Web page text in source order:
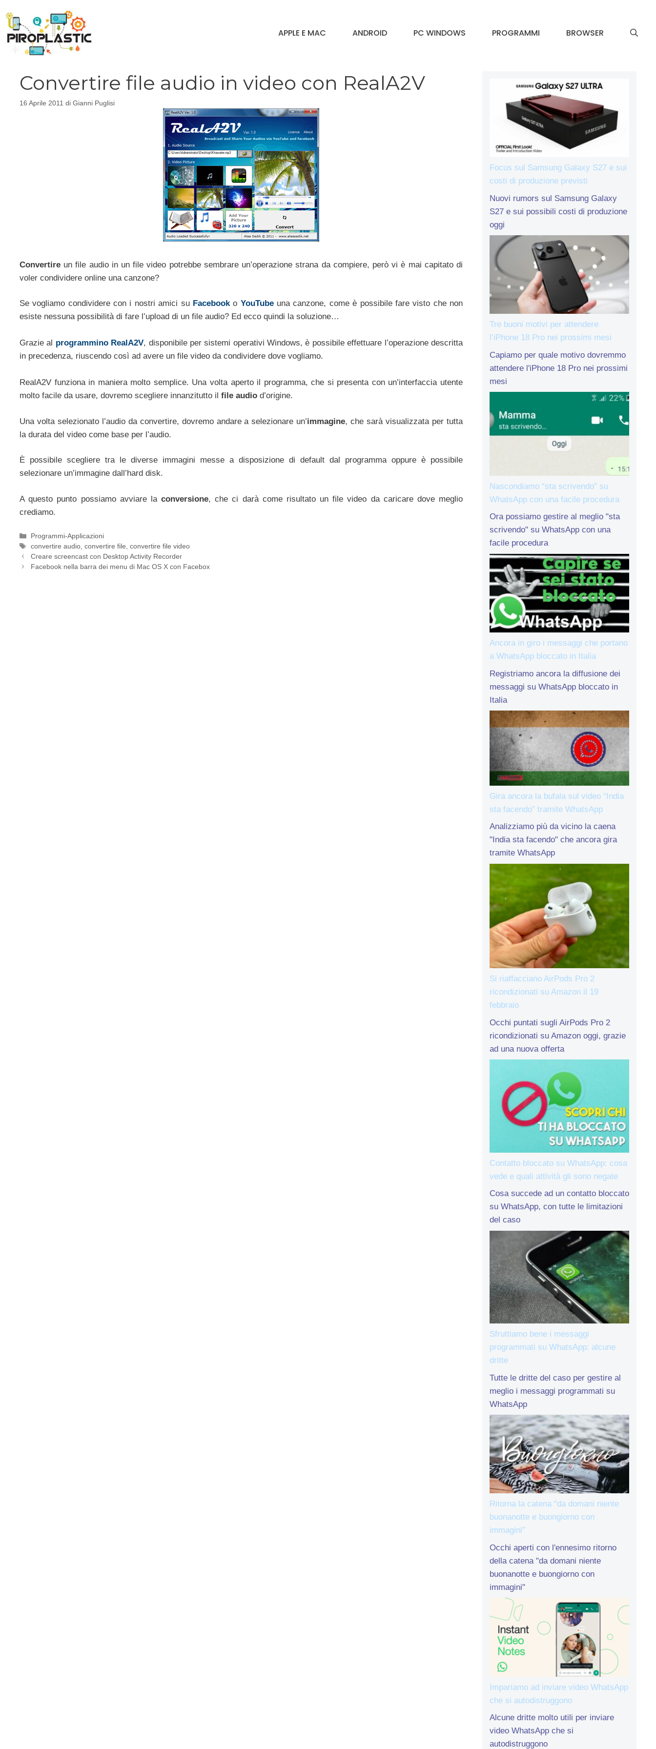
contenuto
APPLE E MAC ANDROID PC WINDOWS PROGRAMMI BROWSER
Convertire file audio in video con RealA2V
16 Aprile 2011 di Gianni Puglisi
Convertire un file audio in un file video potrebbe sembrare un’operazione strana da compiere, però vi è mai capitato di
voler condividere online una canzone?
Se vogliamo condividere con i nostri amici su Facebooko YouTubeuna canzone, come è possibile fare visto che non
esiste nessuna possibilità di fare l’upload di un file audio? Ed ecco quindi la soluzione…
Grazie al programmino RealA2V, disponibile per sistemi operativi Windows, è possibile effettuare l’operazione descritta
in precedenza, riuscendo così ad avere un file video da condividere dove vogliamo.
RealA2V funziona in maniera molto semplice. Una volta aperto il programma, che si presenta con un’interfaccia utente
molto facile da usare, dovremo scegliere innanzitutto il file audio d’origine.
Una volta selezionato l’audio da convertire, dovremo andare a selezionare un’immagine, che sarà visualizzata per tutta
la durata del video come base per l’audio.
È possibile scegliere tra le diverse immagini messe a disposizione di default dal programma oppure è possibile
selezionare un’immagine dall’hard disk.
A questo punto possiamo avviare la conversione, che ci darà come risultato un file video da caricare dove meglio
crediamo.
Categorie
Programmi-Applicazioni
Tag
convertire audio,convertire file,convertire file video
Creare screencast con Desktop Activity Recorder
Facebook nella barra dei menu di Mac OS X con Facebox
Focus sul Samsung Galaxy S27 e sui
costi di produzione previsti
Nuovi rumors sul Samsung Galaxy
S27 e sui possibili costi di produzione
oggi
Tre buoni motivi per attendere
l’iPhone 18 Pro nei prossimi mesi
Capiamo per quale motivo dovremmo
attendere l'iPhone 18 Pro nei prossimi
mesi
Nascondiamo “sta scrivendo” su
WhatsApp con una facile procedura
Ora possiamo gestire al meglio "sta
scrivendo" su WhatsApp con una
facile procedura
Ancora in giro i messaggi che portano
a WhatsApp bloccato in Italia
Registriamo ancora la diffusione dei
messaggi su WhatsApp bloccato in
Italia
Gira ancora la bufala sul video “India
sta facendo” tramite WhatsApp
Analizziamo più da vicino la caena
"India sta facendo" che ancora gira
tramite WhatsApp
Si riaffacciano AirPods Pro 2
ricondizionati su Amazon il 19
febbraio
Occhi puntati sugli AirPods Pro 2
ricondizionati su Amazon oggi, grazie
ad una nuova offerta
Contatto bloccato su WhatsApp: cosa
vede e quali attività gli sono negate
Cosa succede ad un contatto bloccato
su WhatsApp, con tutte le limitazioni
del caso
Sfruttiamo bene i messaggi
programmati su WhatsApp: alcune
dritte
Tutte le dritte del caso per gestire al
meglio i messaggi programmati su
WhatsApp
Ritorna la catena “da domani niente
buonanotte e buongiorno con
immagini”
Occhi aperti con l'ennesimo ritorno
della catena "da domani niente
buonanotte e buongiorno con
immagini"
Impariamo ad inviare video WhatsApp
che si autodistruggono
Alcune dritte molto utili per inviare
video WhatsApp che si
autodistruggono